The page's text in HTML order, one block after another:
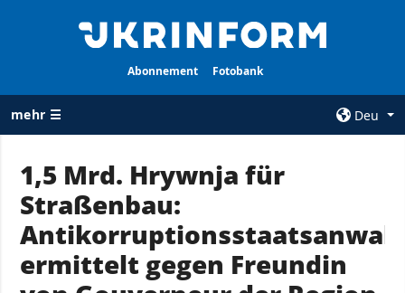
Abonnement Fotobank
mehr ☰
Deu
ALLE
RUBRIKEN
Krieg
Wiederaufbau
Über uns
Kontakte
services
1,5 Mrd. Hrywnja für
Straßenbau:
ermittelt gegen Freundin